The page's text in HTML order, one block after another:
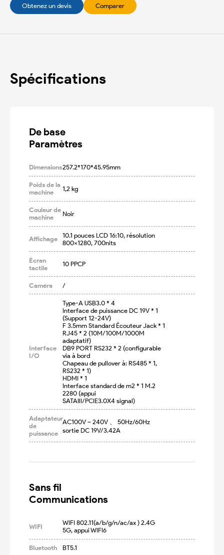
Obtenez un devis Comparer
Spécifications
De base
Paramètres
Dimensions257.2*170*45.95mm
Poids de la
machine
1,2 kg
Couleur de
machine
Noir
Affichage
10.1 pouces LCD 16:10, résolution
800x1280, 700nits
Écran
tactile
10 PPCP
Caméra /
Interface
I/O
Type-A USB3.0 * 4
Interface de puissance DC 19V * 1
(Support 12-24V)
F 3.5mm Standard Écouteur Jack * 1
RJ45 * 2 (10M/100M/1000M
adaptatif)
DB9 PORT RS232 * 2 (configurable
via à bord
Chapeau de pullover à: RS485 * 1,
RS232 * 1)
HDMI * 1
Interface standard de m2 * 1 M.2
2280 (appui
SATAIlI/PCIE3.0X4 signal)
Adaptateur
de
puissance
AC100V ~ 240V 、 50Hz/60Hz
sortie DC 19V/3.42A
Sans fil
Communications
WIFI
WIFI 802.11(a/b/g/n/ac/ax ) 2.4G
5G, appui WIFI6
Bluetooth BT5.1